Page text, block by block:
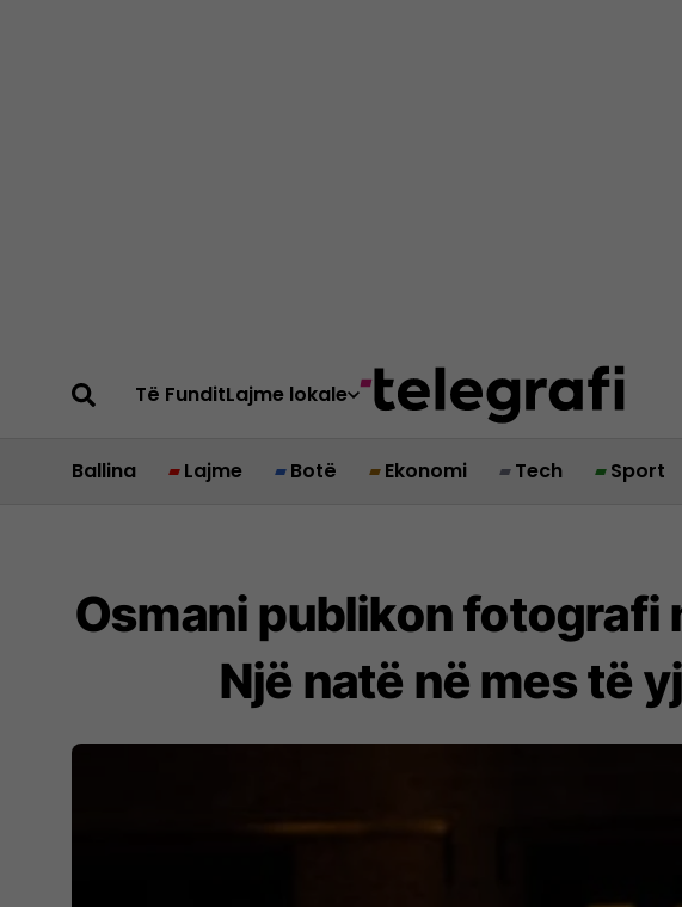
Të FunditLajme lokale
Ballina Lajme Botë Ekonomi Tech Sport
Osmani publikon fotografi
Një natë në mes të